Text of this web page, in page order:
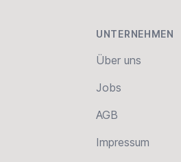
UNTERNEHMEN
Über uns
Jobs
AGB
Impressum